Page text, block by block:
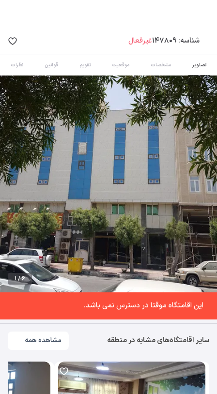
شناسه: 147809غیرفعال
تصاویر مشخصات موقعیت تقویم قوانین نظرات
1 / 6
این اقامتگاه موقتا در دسترس نمی باشد.
سایر اقامتگاه‌های مشابه در منطقه مشاهده همه